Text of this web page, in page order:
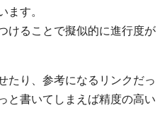
す。
けることで擬似的に進行度が
たり、参考になるリンクだっ
と書いてしまえば精度の高い